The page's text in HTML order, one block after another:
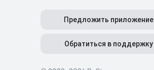
Предложить приложение
Обратиться в поддержку